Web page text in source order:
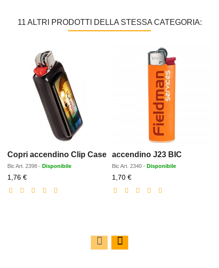
11 ALTRI PRODOTTI DELLA STESSA CATEGORIA:
Copri accendino Clip Case
Bic Art. 2398 - Disponibile
1,76 €Prezzo
scontato
accendino J23 BIC
Bic Art. 2340 - Disponibile
1,70 €Prezzo
scontato